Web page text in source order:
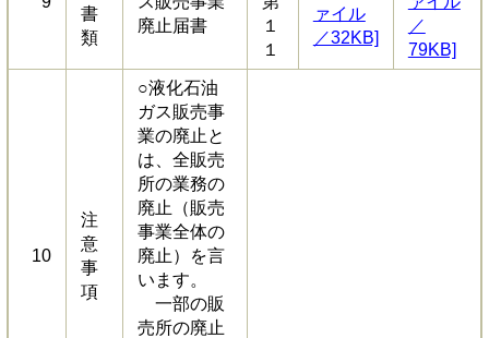
書
類
廃止届書
１
１
ァイル
／32KB]
／
79KB]
10
注
意
事
項
○液化石油
ガス販売事
業の廃止と
は、全販売
所の業務の
廃止（販売
事業全体の
廃止）を言
います。
一部の販
売所の廃止